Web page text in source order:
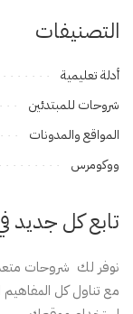
التصنيفات
أدلة تعليمية
شروحات للمبتدئين
المواقع والمدونات
ووكومرس
تابع كل جديد
نوفر لك شروحات
مع تناول كل المفاهيم